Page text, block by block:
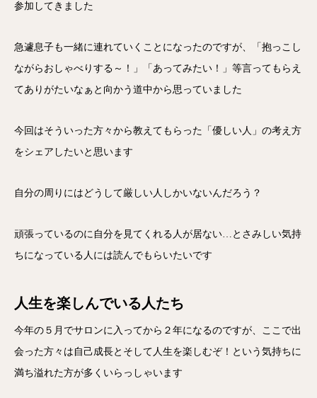
参加してきました
急遽息子も一緒に連れていくことになったのですが、「抱っこし
ながらおしゃべりする～！」「あってみたい！」等言ってもらえ
てありがたいなぁと向かう道中から思っていました
今回はそういった方々から教えてもらった「優しい人」の考え方
をシェアしたいと思います
自分の周りにはどうして厳しい人しかいないんだろう？
頑張っているのに自分を見てくれる人が居ない…とさみしい気持
ちになっている人には読んでもらいたいです
人生を楽しんでいる人たち
今年の５月でサロンに入ってから２年になるのですが、ここで出
会った方々は自己成長とそして人生を楽しむぞ！という気持ちに
満ち溢れた方が多くいらっしゃいます